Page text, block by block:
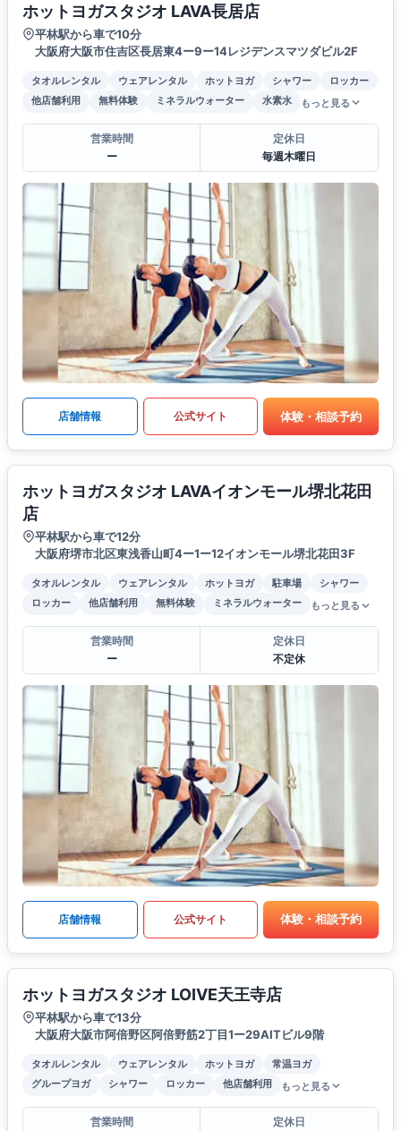
ホットヨガスタジオ LAVA長居店
平林駅から車で10分
大阪府大阪市住吉区長居東4ー9ー14レジデンスマツダビル2F
タオルレンタル ウェアレンタル ホットヨガ シャワー
ロッカー
他店舗利用
無料体験 ミネラルウォーター 水素水 もっと見る
営業時間
ー
定休日
毎週木曜日
店舗情報 公式サイト 体験・相談予約
ホットヨガスタジオ LAVAイオンモール堺北花田
店
平林駅から車で12分
大阪府堺市北区東浅香山町4ー1ー12イオンモール堺北花田3F
タオルレンタル ウェアレンタル ホットヨガ 駐車場
シャワー
ロッカー
他店舗利用 無料体験 ミネラルウォーター もっと見る
営業時間
ー
定休日
不定休
店舗情報 公式サイト 体験・相談予約
ホットヨガスタジオ LOIVE天王寺店
平林駅から車で13分
大阪府大阪市阿倍野区阿倍野筋2丁目1ー29AITビル9階
タオルレンタル ウェアレンタル ホットヨガ
常温ヨガ
グループヨガ
シャワー ロッカー 他店舗利用 もっと見る
営業時間
定休日